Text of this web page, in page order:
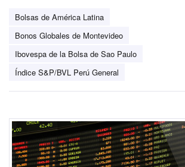
Bolsas de América Latina
Bonos Globales de Montevideo
Ibovespa de la Bolsa de Sao Paulo
Índice S&P/BVL Perú General